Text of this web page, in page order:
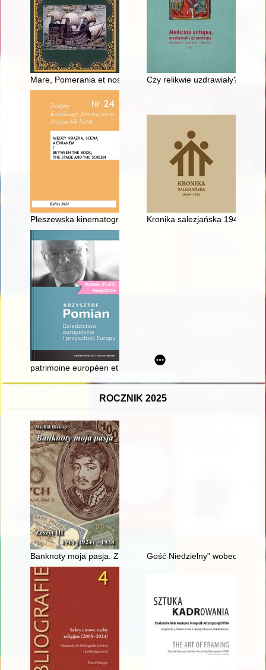
Mare, Pomerania et nos : Bałtyk, Pomorze, ludzie - dawniej i
Czy relikwie uzdrawiały? :
Pleszewska kinematografia w okresie międzywojennym
Kronika salezjańska 1949-1953
patrimoine européen et l'avenir de l'Europe
ROCZNIK 2025
Banknoty moja pasja. Z. 3, Gość Niedzielny" wobec